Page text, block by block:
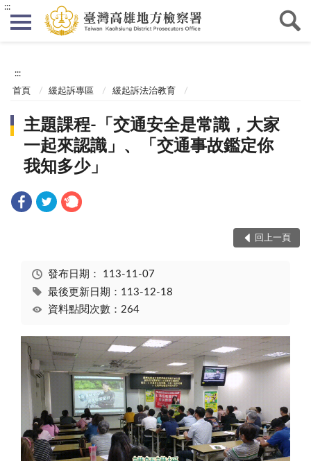
:::
:::
首頁 緩起訴專區 緩起訴法治教育
主題課程-「交通安全是常識，大家
一起來認識」、「交通事故鑑定你
我知多少」
回上一頁
發布日期： 113-11-07
最後更新日期：113-12-18
資料點閱次數：264